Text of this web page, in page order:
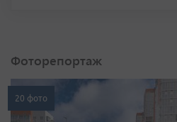
Фоторепортаж
20 фото